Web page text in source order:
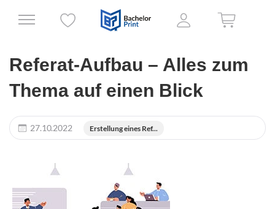
Referat-Aufbau – Alles zum
Thema auf einen Blick
27.10.2022 Erstellung eines Ref...